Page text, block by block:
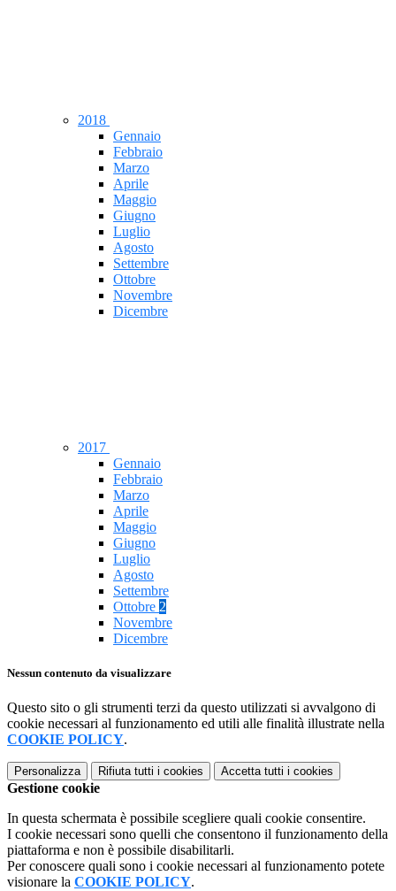
2018
Gennaio
Febbraio
Marzo
Aprile
Maggio
Giugno
Luglio
Agosto
Settembre
Ottobre
Novembre
Dicembre
2017
Gennaio
Febbraio
Marzo
Aprile
Maggio
Giugno
Luglio
Agosto
Settembre
Ottobre 2
Novembre
Dicembre
Nessun contenuto da visualizzare
Questo sito o gli strumenti terzi da questo utilizzati si avvalgono di
cookie necessari al funzionamento ed utili alle finalità illustrate nella
COOKIE POLICY.
Personalizza Rifiuta tutti i cookies Accetta tutti i cookies
Gestione cookie
In questa schermata è possibile scegliere quali cookie consentire.
I cookie necessari sono quelli che consentono il funzionamento della
piattaforma e non è possibile disabilitarli.
Per conoscere quali sono i cookie necessari al funzionamento potete
visionare la COOKIE POLICY.